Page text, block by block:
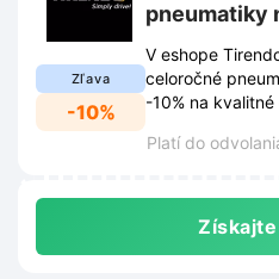
Zľava
-10%
pneumatiky
V eshope
celoročné
-10% na
Platí do